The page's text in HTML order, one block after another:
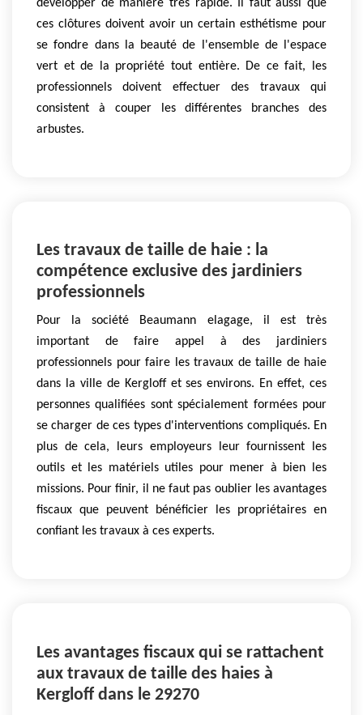
développer de manière très rapide. Il faut aussi que
ces clôtures doivent avoir un certain esthétisme pour
se fondre dans la beauté de l'ensemble de l'espace
vert et de la propriété tout entière. De ce fait, les
professionnels doivent effectuer des travaux qui
consistent à couper les différentes branches des
arbustes.
Les travaux de taille de haie : la
compétence exclusive des jardiniers
professionnels
Pour la société Beaumann elagage, il est très
important de faire appel à des jardiniers
professionnels pour faire les travaux de taille de haie
dans la ville de Kergloff et ses environs. En effet, ces
personnes qualifiées sont spécialement formées pour
se charger de ces types d'interventions compliqués. En
plus de cela, leurs employeurs leur fournissent les
outils et les matériels utiles pour mener à bien les
missions. Pour finir, il ne faut pas oublier les avantages
fiscaux que peuvent bénéficier les propriétaires en
confiant les travaux à ces experts.
Les avantages fiscaux qui se rattachent
aux travaux de taille des haies à
Kergloff dans le 29270